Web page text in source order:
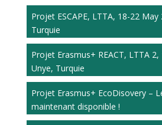
Projet ESCAPE, LTTA, 18-22
Turquie
Projet Erasmus+ REACT, LTTA 2,
Unye, Turquie
Projet Erasmus+ EcoDisovery –
maintenant disponible !